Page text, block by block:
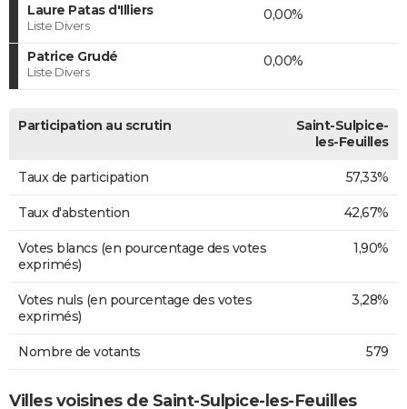
Laure Patas d'Illiers
Liste Divers
0,00%
Patrice Grudé
Liste Divers
0,00%
Participation au scrutin
Saint-Sulpice-
les-Feuilles
Taux de participation 57,33%
Taux d'abstention 42,67%
Votes blancs (en pourcentage des votes
exprimés)
1,90%
Votes nuls (en pourcentage des votes
exprimés)
3,28%
Nombre de votants 579
Villes voisines de Saint-Sulpice-les-Feuilles